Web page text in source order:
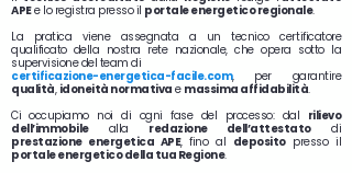
APEe lo registra presso il portale energetico regionale.
La pratica viene assegnata a un tecnico certificatore
qualificato della nostra rete nazionale, che opera sotto la
supervisione del team di
certificazione-energetica-facile.com, per garantire
qualità, idoneità normativa e massima affidabilità.
Ci occupiamo noi di ogni fase del processo: dal rilievo
dell’immobilealla redazione dell’attestatodi
prestazione energetica APE, fino al depositopresso il
portale energetico della tua Regione.